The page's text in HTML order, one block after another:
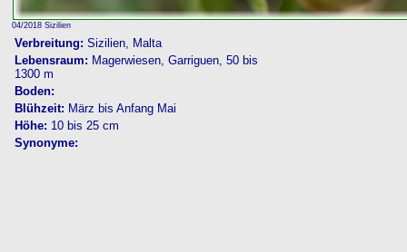
04/2018 Sizilien
Verbreitung: Sizilien, Malta
Lebensraum: Magerwiesen, Garriguen, 50 bis
1300 m
Boden:
Blühzeit: März bis Anfang Mai
Höhe: 10 bis 25 cm
Synonyme: